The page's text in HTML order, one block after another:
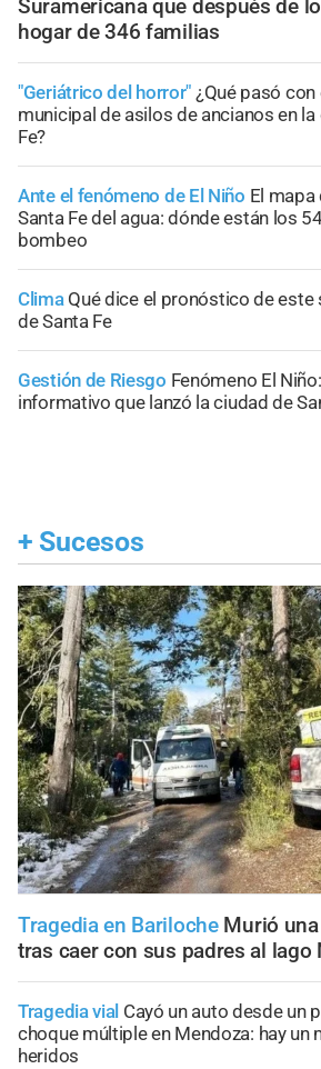
Suramericana que después de
hogar de 346 familias
"Geriátrico del horror" ¿Qué pasó
municipal de asilos de ancianos en
Fe?
Ante el fenómeno de El Niño El
Santa Fe del agua: dónde están los
bombeo
Clima Qué dice el pronóstico de este
de Santa Fe
Gestión de Riesgo Fenómeno El
informativo que lanzó la ciudad de
+ Sucesos
Tragedia en Bariloche Murió
tras caer con sus padres al lago
Tragedia vial Cayó un auto desde un
choque múltiple en Mendoza: hay un
heridos